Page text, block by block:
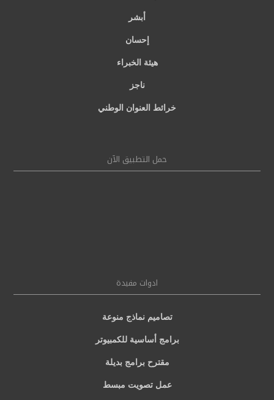
أبشر
إحسان
هيئة الخبراء
ناجز
خرائط العنوان الوطني
حمل التطبيق الآن
ادوات مفيدة
تصاميم نماذج منوعة
برامج أساسية للكمبيوتر
مقترح برامج بديلة
عمل تصويت مبسط